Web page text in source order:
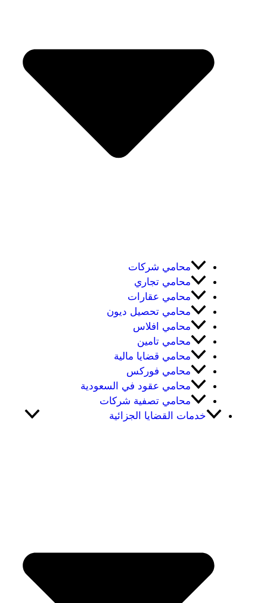
محامي شركات
محامي تجاري
محامي عقارات
محامي تحصيل ديون
محامي افلاس
محامي تامين
محامي قضايا مالية
محامي فوركس
محامي عقود في السعودية
محامي تصفية شركات
خدمات القضايا الجزائية